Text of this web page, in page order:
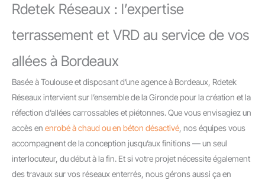
Rdetek Réseaux : l’expertise
terrassement et VRD au service de vos
allées à Bordeaux
Basée à Toulouse et disposant d’une agence à Bordeaux, Rdetek
Réseaux intervient sur l’ensemble de la Gironde pour la création et la
réfection d’allées carrossables et piétonnes. Que vous envisagiez un
accès en enrobé à chaud ou en béton désactivé , nos équipes vous
accompagnent de la conception jusqu’aux finitions — un seul
interlocuteur, du début à la fin. Et si votre projet nécessite également
des travaux sur vos réseaux enterrés, nous gérons aussi ça en